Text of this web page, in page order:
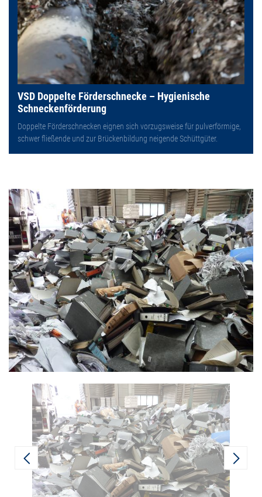
VSD Doppelte Förderschnecke – Hygienische
Schneckenförderung
Doppelte Förderschnecken eignen sich vorzugsweise für pulverförmige,
schwer fließende und zur Brückenbildung neigende Schüttgüter.